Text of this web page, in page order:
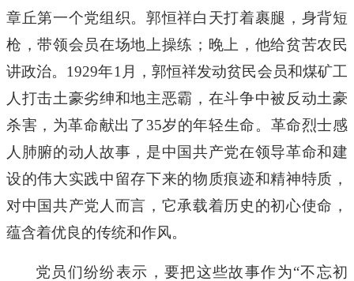
章丘第一个党组织。郭恒祥白天打着裹腿，身背短
枪，带领会员在场地上操练；晚上，他给贫苦农民
讲政治。1929年1月，郭恒祥发动贫民会员和煤矿工
人打击土豪劣绅和地主恶霸，在斗争中被反动土豪
杀害，为革命献出了35岁的年轻生命。革命烈士感
人肺腑的动人故事，是中国共产党在领导革命和建
设的伟大实践中留存下来的物质痕迹和精神特质，
对中国共产党人而言，它承载着历史的初心使命，
蕴含着优良的传统和作风。
党员们纷纷表示，要把这些故事作为“不忘初